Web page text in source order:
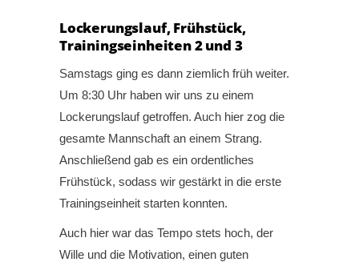
Lockerungslauf, Frühstück,
Trainingseinheiten 2 und 3
Samstags ging es dann ziemlich früh weiter.
Um 8:30 Uhr haben wir uns zu einem
Lockerungslauf getroffen. Auch hier zog die
gesamte Mannschaft an einem Strang.
Anschließend gab es ein ordentliches
Frühstück, sodass wir gestärkt in die erste
Trainingseinheit starten konnten.
Auch hier war das Tempo stets hoch, der
Wille und die Motivation, einen guten